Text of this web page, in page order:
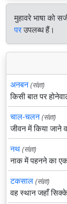
मुहावरे भाषा को
परउपलब्ध हैं।
अनबन (संज्ञा)
किसी बात पर
चाल-चलन (संज्ञा)
जीवन में किया जाने
नथ (संज्ञा)
नाक में पहनने का
टकसाल (संज्ञा)
वह स्थान जहाँ